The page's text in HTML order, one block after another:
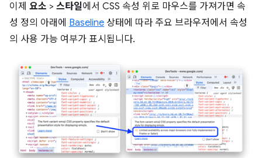
이제 요소 > 스타일에서 CSS 속성 위로 마우스를 가져가면 속
성 정의 아래에 Baseline 상태에 따라 주요 브라우저에서 속성
의 사용 가능 여부가 표시됩니다.